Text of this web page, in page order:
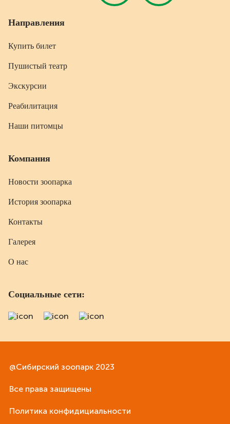
Направления
Купить билет
Пушистый театр
Экскурсии
Реабилитация
Наши питомцы
Компания
Новости зоопарка
История зоопарка
Контакты
Галерея
О нас
Социальные сети:
@Сибирский зоопарк 2023
Все права защищены
Политика конфидициальности